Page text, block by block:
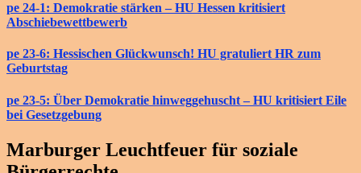
pe 24-1: Demokratie stärken – HU Hessen kritisiert
Abschiebewettbewerb
pe 23-6: Hessischen Glückwunsch! HU gratuliert HR zum
Geburtstag
pe 23-5: Über Demokratie hinweggehuscht – HU kritisiert Eile
bei Gesetzgebung
Marburger Leuchtfeuer für soziale